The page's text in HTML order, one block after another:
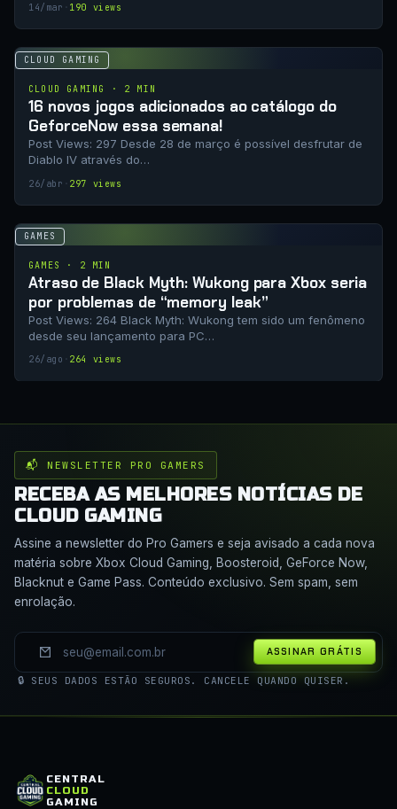
14/mar · 190 views
CLOUD GAMING
CLOUD GAMING · 2 MIN
16 novos jogos adicionados ao catálogo do
GeforceNow essa semana!
Post Views: 297 Desde 28 de março é possível desfrutar de
Diablo IV através do…
26/abr · 297 views
GAMES
GAMES · 2 MIN
Atraso de Black Myth: Wukong para Xbox seria
por problemas de “memory leak”
Post Views: 264 Black Myth: Wukong tem sido um fenômeno
desde seu lançamento para PC…
26/ago · 264 views
📬 NEWSLETTER PRO GAMERS
RECEBA AS MELHORES NOTÍCIAS DE
CLOUD GAMING
Assine a newsletter do Pro Gamers e seja avisado a cada nova
matéria sobre Xbox Cloud Gaming, Boosteroid, GeForce Now,
Blacknut e Game Pass. Conteúdo exclusivo. Sem spam, sem
enrolação.
ASSINAR GRÁTIS
🔒 SEUS DADOS ESTÃO SEGUROS. CANCELE QUANDO QUISER.
CENTRAL
CLOUD
GAMING